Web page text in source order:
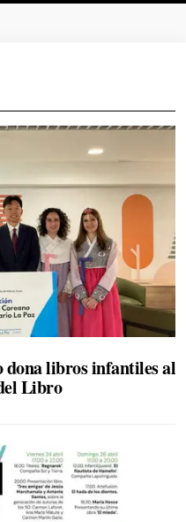
libros infantiles al
Libro